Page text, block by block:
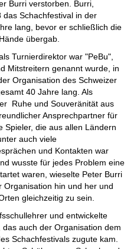
Burri verstorben. Burri,
Schachfestival in der
lang, bevor er schließlich die
übergab.
Turnierdirektor war "PeBu",
Mitstreitern genannt wurde, in
Organisation des Schweizer
40 Jahre lang. Als
Ruhe und Souveränität aus
Ansprechpartner für
Spieler, die aus allen Ländern
auch viele
und Kontakten war
wusste für jedes Problem eine
waren, wieselte Peter Burri
Organisation hin und her und
gleichzeitig zu sein.
und entwickelte
auch der Organisation dem
Schachfestivals zugute kam.